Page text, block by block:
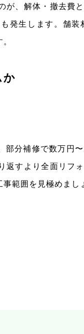
が、解体・撤去費
発生します。舗
か
部分補修で数万円
返すより全面リフ
範囲を見極めまし